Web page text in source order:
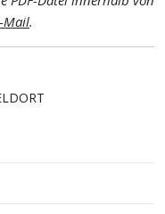
Mail.